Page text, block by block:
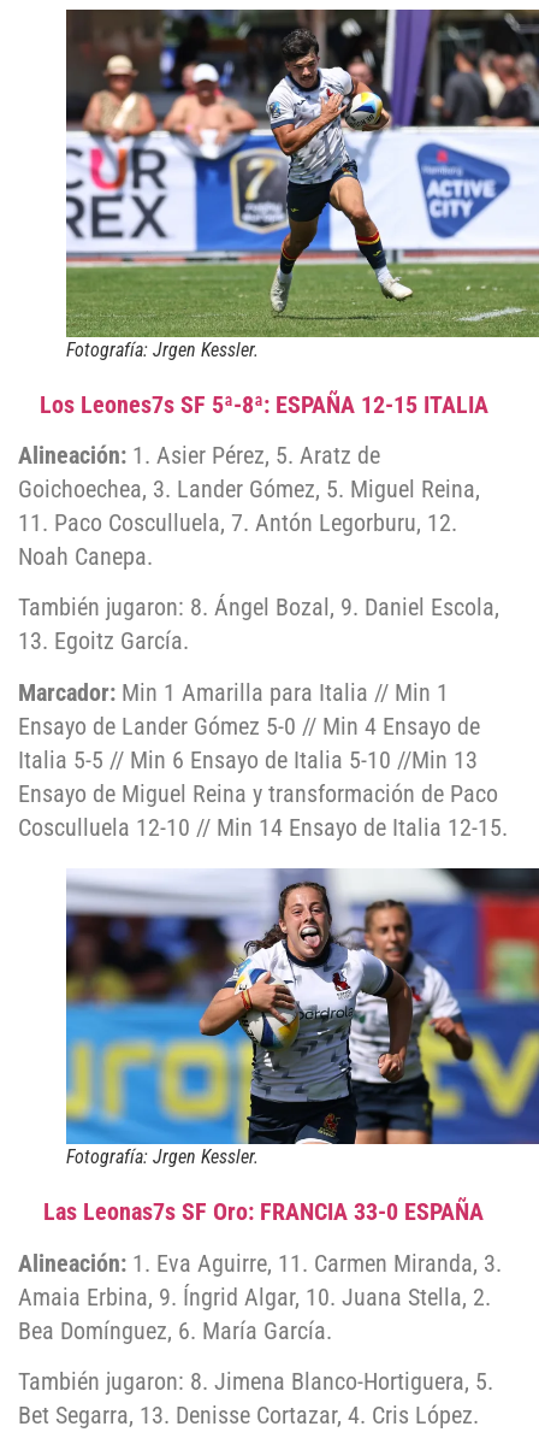
Fotografía: Jrgen Kessler.
Los Leones7s SF 5ª-8ª: ESPAÑA 12-15 ITALIA
Alineación: 1. Asier Pérez, 5. Aratz de
Goichoechea, 3. Lander Gómez, 5. Miguel Reina,
11. Paco Cosculluela, 7. Antón Legorburu, 12.
Noah Canepa.
También jugaron: 8. Ángel Bozal, 9. Daniel Escola,
13. Egoitz García.
Marcador: Min 1 Amarilla para Italia // Min 1
Ensayo de Lander Gómez 5-0 // Min 4 Ensayo de
Italia 5-5 // Min 6 Ensayo de Italia 5-10 //Min 13
Ensayo de Miguel Reina y transformación de Paco
Cosculluela 12-10 // Min 14 Ensayo de Italia 12-15.
Fotografía: Jrgen Kessler.
Las Leonas7s SF Oro: FRANCIA 33-0 ESPAÑA
Alineación: 1. Eva Aguirre, 11. Carmen Miranda, 3.
Amaia Erbina, 9. Íngrid Algar, 10. Juana Stella, 2.
Bea Domínguez, 6. María García.
También jugaron: 8. Jimena Blanco-Hortiguera, 5.
Bet Segarra, 13. Denisse Cortazar, 4. Cris López.